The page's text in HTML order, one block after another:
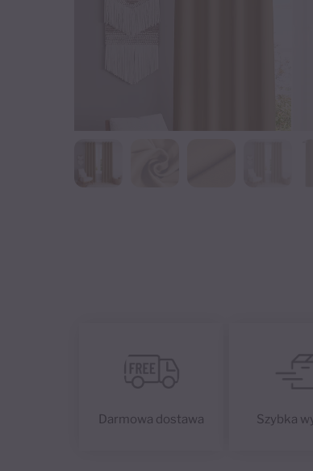
Darmowa dostawa Szybka